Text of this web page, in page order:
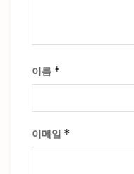
이름 *
이메일 *